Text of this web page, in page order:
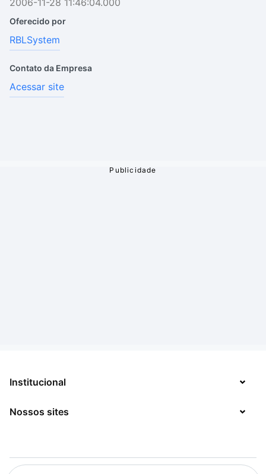
2006-11-28 11:46:04.000
Oferecido por
RBLSystem
Contato da Empresa
Acessar site
Institucional
Sobre
Jobs
Nossos sites
Mega Curioso